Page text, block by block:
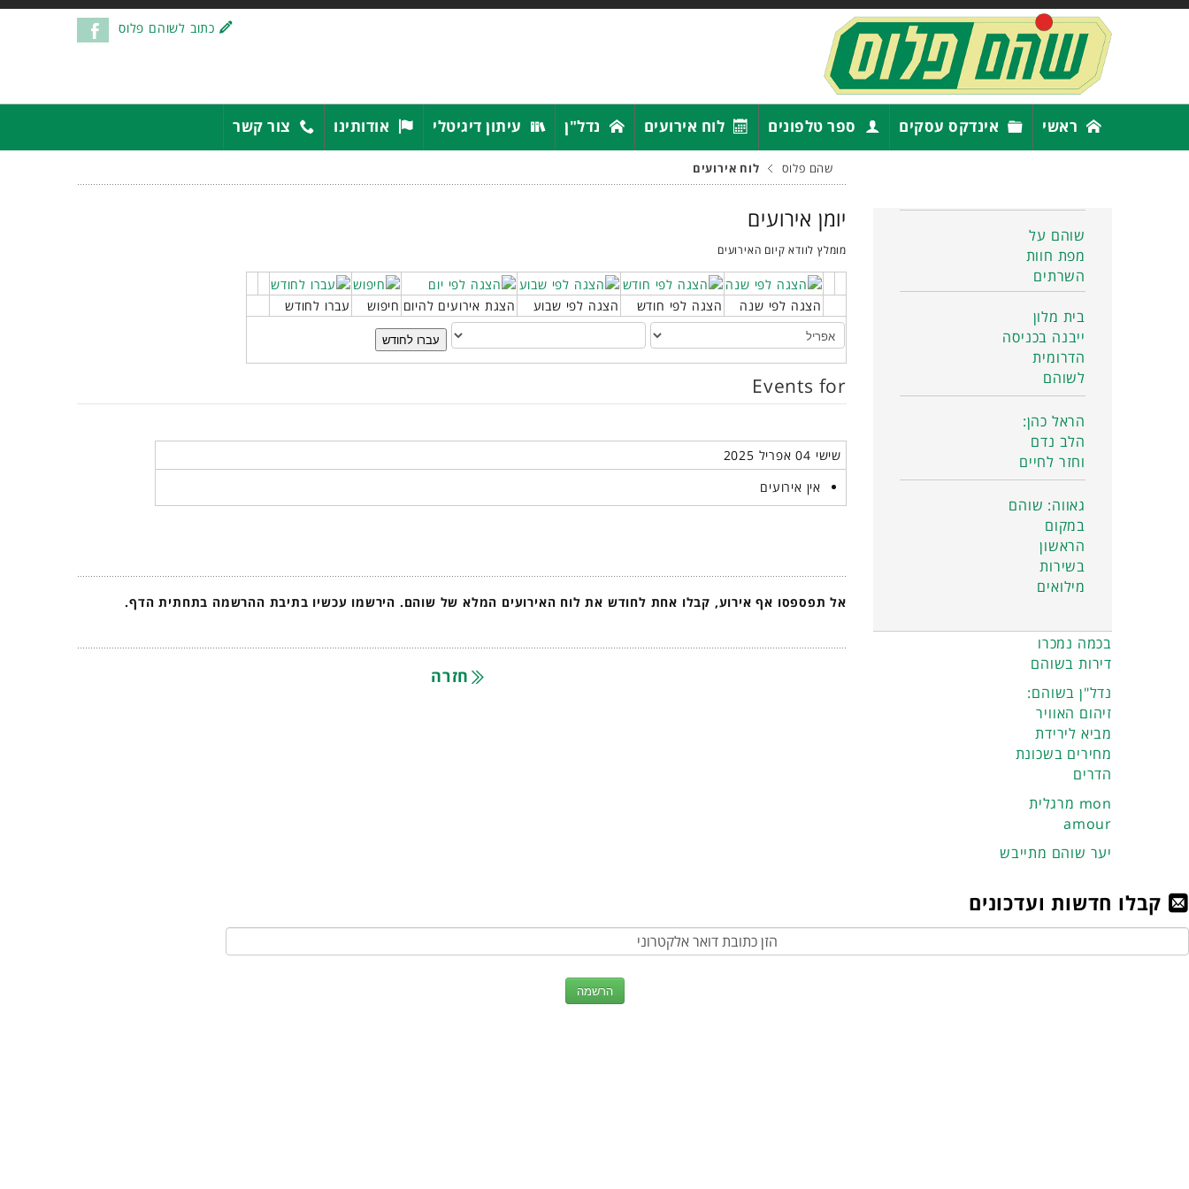
כתוב לשוהם פלוס
ראשי אינדקס עסקים ספר טלפונים לוח אירועים נדל"ן עיתון דיגיטלי אודותינו צור קשר
שהם פלוס לוח אירועים
יומן אירועים
מומלץ לוודא קיום האירועים
הצגה לפי שנה הצגה לפי חודש הצגה לפי שבוע הצגת אירועים להיום חיפוש
עברו לחודש
עברו לחודש
Events for
שישי 04 אפריל 2025
אין אירועים
אל תפספסו אף אירוע, קבלו אחת לחודש את לוח האירועים המלא של שוהם. הירשמו עכשיו בתיבת ההרשמה בתחתית הדף.
חזרה
שוהם על
מפת חוות
השרתים
בית מלון
ייבנה בכניסה
הדרומית
לשוהם
הראל כהן:
הלב נדם
וחזר לחיים
גאווה: שוהם
במקום
הראשון
בשירות
מילואים
בכמה נמכרו
דירות בשוהם
נדל"ן בשוהם:
זיהום האוויר
מביא לירידת
מחירים בשכונת
הדרים
מרגלית mon
amour
יער שוהם מתייבש
קבלו חדשות ועדכונים